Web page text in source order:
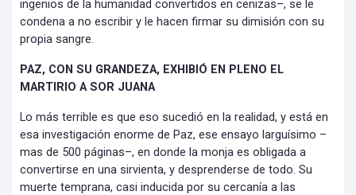
ingenios de la humanidad convertidos en cenizas–, se le
condena a no escribir y le hacen firmar su dimisión con su
propia sangre.
PAZ, CON SU GRANDEZA, EXHIBIÓ EN PLENO EL
MARTIRIO A SOR JUANA
Lo más terrible es que eso sucedió en la realidad, y está en
esa investigación enorme de Paz, ese ensayo larguísimo –
mas de 500 páginas–, en donde la monja es obligada a
convertirse en una sirvienta, y desprenderse de todo. Su
muerte temprana, casi inducida por su cercanía a las